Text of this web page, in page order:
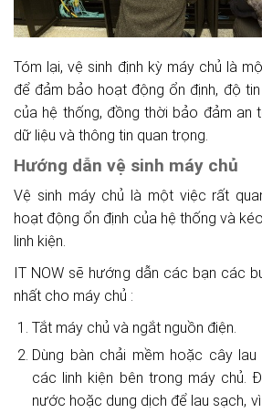
Tóm lại, vệ sinh định kỳ máy chủ là
để đảm bảo hoạt động ổn định, độ
của hệ thống, đồng thời bảo đảm an
dữ liệu và thông tin quan trọng.
Hướng dẫn vệ sinh máy chủ
Vệ sinh máy chủ là một việc rất
hoạt động ổn định của hệ thống và
linh kiện.
IT NOW sẽ hướng dẫn các bạn các
nhất cho máy chủ :
Tắt máy chủ và ngắt nguồn điện.
Dùng bàn chải mềm hoặc cây
các linh kiện bên trong máy chủ.
nước hoặc dung dịch để lau sạch,